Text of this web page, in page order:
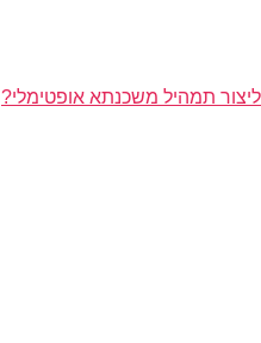
תמהיל משכנתא אופטימלי?